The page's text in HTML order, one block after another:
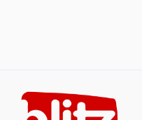
content